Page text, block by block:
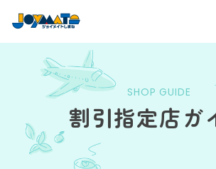
SHOP GUIDE
割引指定店ガ